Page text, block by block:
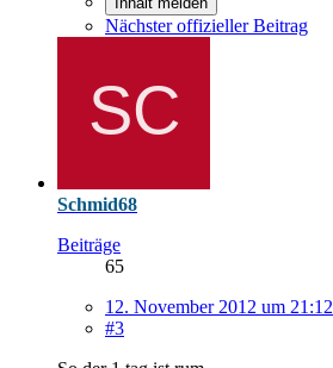
Nächster offizieller Beitrag
Schmid68
Beiträge
65
12. November 2012 um 21:12
#3